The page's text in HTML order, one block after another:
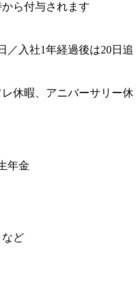
ら付与されます
／入社1年経過後は20日追
休暇、アニバーサリー休
年金
ど